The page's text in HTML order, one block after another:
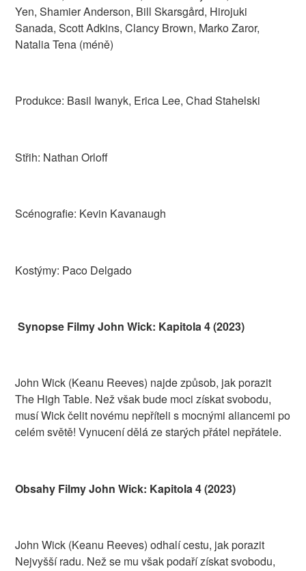
Yen, Shamier Anderson, Bill Skarsgård, Hirojuki
Sanada, Scott Adkins, Clancy Brown, Marko Zaror,
Natalia Tena (méně)
Produkce: Basil Iwanyk, Erica Lee, Chad Stahelski
Střih: Nathan Orloff
Scénografie: Kevin Kavanaugh
Kostýmy: Paco Delgado
Synopse Filmy John Wick: Kapitola 4 (2023)
John Wick (Keanu Reeves) najde způsob, jak porazit
The High Table. Než však bude moci získat svobodu,
musí Wick čelit novému nepříteli s mocnými aliancemi po
celém světě! Vynucení dělá ze starých přátel nepřátele.
Obsahy Filmy John Wick: Kapitola 4 (2023)
John Wick (Keanu Reeves) odhalí cestu, jak porazit
Nejvyšší radu. Než se mu však podaří získat svobodu,